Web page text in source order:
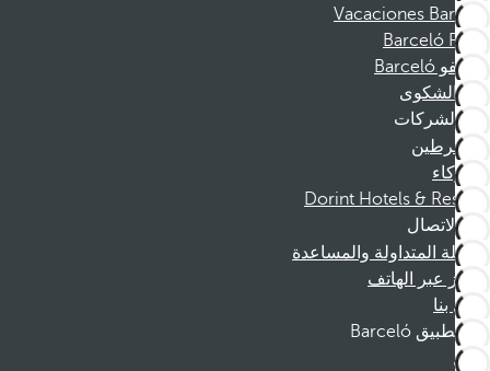
Vacaciones Barceló
Barceló Films
موظفو Barceló
قناة الشكوى
الشركات
المنخرطين
الشركاء
Dorint Hotels & Resorts
الاتصال
الأسئلة المتداولة والمساعدة
الحجز عبر الهاتف
اتصل بنا
تطبيق Barceló
تنزيل